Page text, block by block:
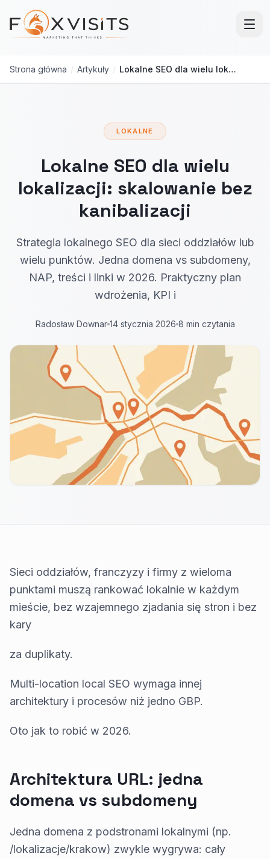
Przejdź do treści głównej
Strona główna / Artykuły / Lokalne SEO dla wielu lokalizacji: jak skalować bez kanibalizacji
LOKALNE
Lokalne SEO dla wielu
lokalizacji: skalowanie bez
kanibalizacji
Strategia lokalnego SEO dla sieci oddziałów lub
wielu punktów. Jedna domena vs subdomeny,
NAP, treści i linki w 2026. Praktyczny plan
wdrożenia, KPI i
Radosław Downar 14 stycznia 2026 8 min czytania
Sieci oddziałów, franczyzy i firmy z wieloma
punktami muszą rankować lokalnie w każdym
mieście, bez wzajemnego zjadania się stron i bez
kary
za duplikaty.
Multi-location local SEO wymaga innej
architektury i procesów niż jedno GBP.
Oto jak to robić w 2026.
Architektura URL: jedna
domena vs subdomeny
Jedna domena z podstronami lokalnymi (np.
/lokalizacje/krakow) zwykle wygrywa: cały